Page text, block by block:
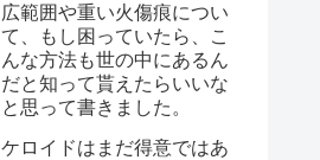
広範囲や重い火傷痕につい
て、もし困っていたら、こ
んな方法も世の中にあるん
だと知って貰えたらいいな
と思って書きました。
ケロイドはまだ得意ではあ